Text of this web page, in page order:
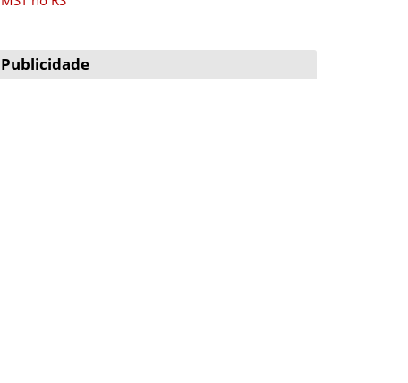
Publicidade